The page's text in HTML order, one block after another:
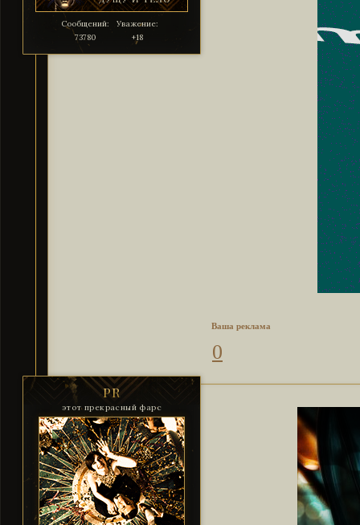
Сообщений:
73780
Уважение:
+18
Ваша реклама
0
PR
этот прекрасный фарс